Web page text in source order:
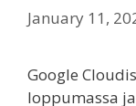
January 11,
Google
loppumassa